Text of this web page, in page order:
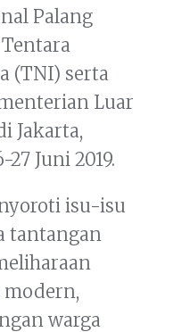
Palang
(TNI) serta
Luar
Jakarta,
Juni 2019.
isu-isu
tantangan
modern,
warga